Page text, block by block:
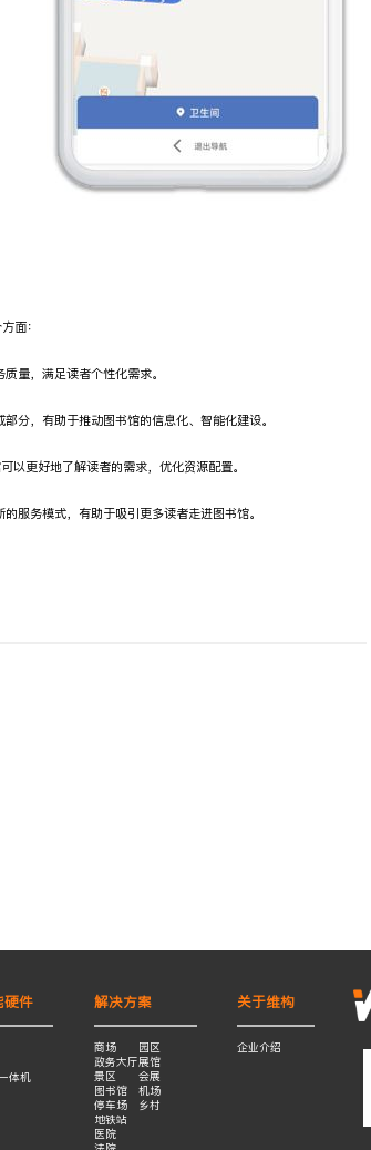
面：
量，满足读者个性化需求。
分，有助于推动图书馆的信息化、智能化建设。
以更好地了解读者的需求，优化资源配置。
服务模式，有助于吸引更多读者走进图书馆。
硬件
体机
解决方案
商场
政务大厅
景区
图书馆
停车场
地铁站
医院
园区
展馆
会展
机场
乡村
关于维构
企业介绍